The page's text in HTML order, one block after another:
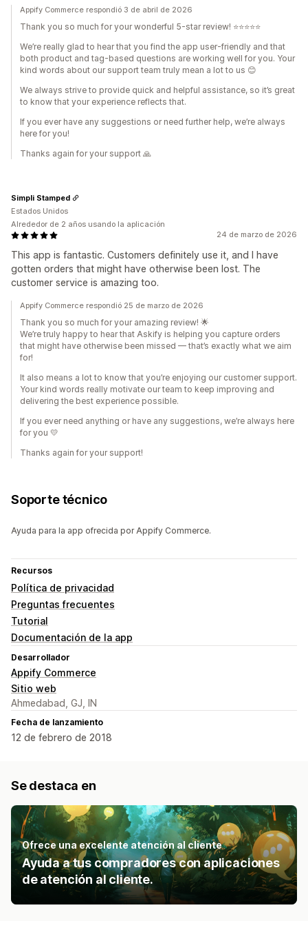
Appify Commerce respondió 3 de abril de 2026
Thank you so much for your wonderful 5-star review! ⭐⭐⭐⭐⭐
We’re really glad to hear that you find the app user-friendly and that
both product and tag-based questions are working well for you. Your
kind words about our support team truly mean a lot to us 😊
We always strive to provide quick and helpful assistance, so it’s great
to know that your experience reflects that.
If you ever have any suggestions or need further help, we’re always
here for you!
Thanks again for your support 🙏
24 de marzo de 2026
This app is fantastic. Customers definitely use it, and I have
gotten orders that might have otherwise been lost. The
customer service is amazing too.
Simpli Stamped
Estados Unidos
Alrededor de 2 años usando la aplicación
Appify Commerce respondió 25 de marzo de 2026
Thank you so much for your amazing review! 🌟
We’re truly happy to hear that Askify is helping you capture orders
that might have otherwise been missed — that’s exactly what we aim
for!
It also means a lot to know that you’re enjoying our customer support.
Your kind words really motivate our team to keep improving and
delivering the best experience possible.
If you ever need anything or have any suggestions, we’re always here
for you 💛
Thanks again for your support!
Soporte técnico
Ayuda para la app ofrecida por Appify Commerce.
Recursos
Política de privacidad
Preguntas frecuentes
Tutorial
Documentación de la app
Desarrollador
Appify Commerce
Sitio web
Ahmedabad, GJ, IN
Fecha de lanzamiento
12 de febrero de 2018
Se destaca en
Ofrece una excelente atención al cliente
Ayuda a tus compradores con aplicaciones
de atención al cliente.